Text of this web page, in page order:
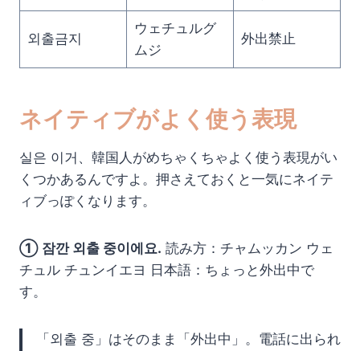
외출금지
ウェチュルグ
ムジ
外出禁止
ネイティブがよく使う表現
실은 이거、韓国人がめちゃくちゃよく使う表現がい
くつかあるんですよ。押さえておくと一気にネイテ
ィブっぽくなります。
① 잠깐 외출 중이에요. 読み方：チャムッカン ウェ
チュル チュンイエヨ 日本語：ちょっと外出中で
す。
「외출 중」はそのまま「外出中」。電話に出られ